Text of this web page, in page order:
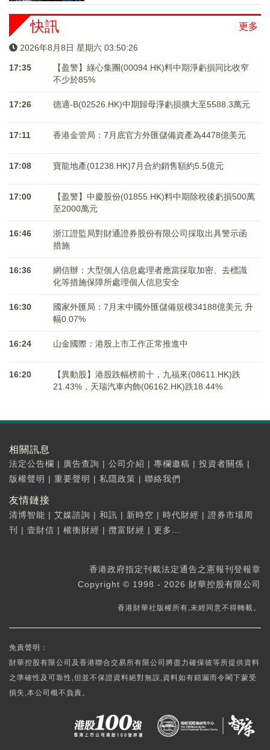
更多
快訊
2026年8月8日 星期六 03:50:26
17:35
【盈警】綠心集團(00094.HK)料中期淨虧損同比收窄
不少於85%
17:26 德適-B(02526.HK)中期歸母淨虧損擴大至5588.3萬元
17:11 香港金管局：7月底官方外匯儲備資產為4478億美元
17:08 寶龍地產(01238.HK)7月合約銷售額約5.5億元
17:00
【盈警】中慶股份(01855.HK)料中期除稅後虧損500萬
至2000萬元
16:46
浙江證監局對財通證券股份有限公司採取出具警示函
措施
16:36
網信辦：大型個人信息處理者應當採取加密、去標識
化等措施保障所處理個人信息安全
16:30
國家外匯局：7月末中國外匯儲備規模34188億美元 升
幅0.07%
16:24 山金國際：港股上市工作正常推進中
16:20
【異動股】港股跌幅榜前十，九福來(08611.HK)跌
21.43%，天瑞汽車内飾(06162.HK)跌18.44%
相關訊息
法定公告欄 | 廣告查詢 | 公司介紹 | 專欄邀稿 | 投資者關係 |
版權聲明 | 重要聲明 | 私隱政策 | 聯絡我們
友情鏈接
清博智能 | 艾媒諮詢 | 和訊 | 新時空 | 時代財經 | 證券市場周
刊 | 壹財信 | 權衡財經 | 攬富財經 | 更多...
香港政府指定刊載法定通告之憲報刊登報章
Copyright © 1998 - 2026 財華控股有限公司
香港財華社版權所有,未經同意不得轉載。
免責聲明：
財華控股有限公司及香港聯合交易所有限公司將盡力確保彼等所提供資料
之準確性及可靠性,但並不保證資料絕對無誤,資料如有錯漏而令閣下蒙受
損失,本公司概不負責。